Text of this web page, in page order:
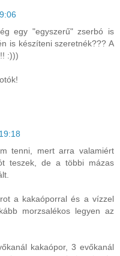
egy "egyszerű" zserbó is
is készíteni szeretnék??? A
:)))
tenni, mert arra valamiért
teszek, de a többi mázas
a kakaóporral és a vízzel
morzsalékos legyen az
kakaópor, 3 evőkanál